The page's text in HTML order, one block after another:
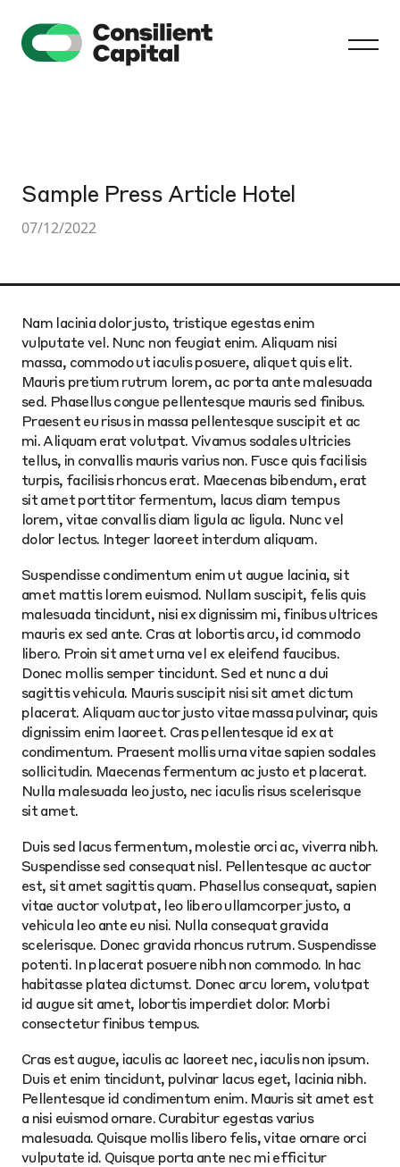
Sample Press Article Hotel
07/12/2022
Nam lacinia dolor justo, tristique egestas enim
vulputate vel. Nunc non feugiat enim. Aliquam nisi
massa, commodo ut iaculis posuere, aliquet quis elit.
Mauris pretium rutrum lorem, ac porta ante malesuada
sed. Phasellus congue pellentesque mauris sed finibus.
Praesent eu risus in massa pellentesque suscipit et ac
mi. Aliquam erat volutpat. Vivamus sodales ultricies
tellus, in convallis mauris varius non. Fusce quis facilisis
turpis, facilisis rhoncus erat. Maecenas bibendum, erat
sit amet porttitor fermentum, lacus diam tempus
lorem, vitae convallis diam ligula ac ligula. Nunc vel
dolor lectus. Integer laoreet interdum aliquam.
Suspendisse condimentum enim ut augue lacinia, sit
amet mattis lorem euismod. Nullam suscipit, felis quis
malesuada tincidunt, nisi ex dignissim mi, finibus ultrices
mauris ex sed ante. Cras at lobortis arcu, id commodo
libero. Proin sit amet urna vel ex eleifend faucibus.
Donec mollis semper tincidunt. Sed et nunc a dui
sagittis vehicula. Mauris suscipit nisi sit amet dictum
placerat. Aliquam auctor justo vitae massa pulvinar, quis
dignissim enim laoreet. Cras pellentesque id ex at
condimentum. Praesent mollis urna vitae sapien sodales
sollicitudin. Maecenas fermentum ac justo et placerat.
Nulla malesuada leo justo, nec iaculis risus scelerisque
sit amet.
Duis sed lacus fermentum, molestie orci ac, viverra nibh.
Suspendisse sed consequat nisl. Pellentesque ac auctor
est, sit amet sagittis quam. Phasellus consequat, sapien
vitae auctor volutpat, leo libero ullamcorper justo, a
vehicula leo ante eu nisi. Nulla consequat gravida
scelerisque. Donec gravida rhoncus rutrum. Suspendisse
potenti. In placerat posuere nibh non commodo. In hac
habitasse platea dictumst. Donec arcu lorem, volutpat
id augue sit amet, lobortis imperdiet dolor. Morbi
consectetur finibus tempus.
Cras est augue, iaculis ac laoreet nec, iaculis non ipsum.
Duis et enim tincidunt, pulvinar lacus eget, lacinia nibh.
Pellentesque id condimentum enim. Mauris sit amet est
a nisi euismod ornare. Curabitur egestas varius
malesuada. Quisque mollis libero felis, vitae ornare orci
vulputate id. Quisque porta ante nec mi efficitur